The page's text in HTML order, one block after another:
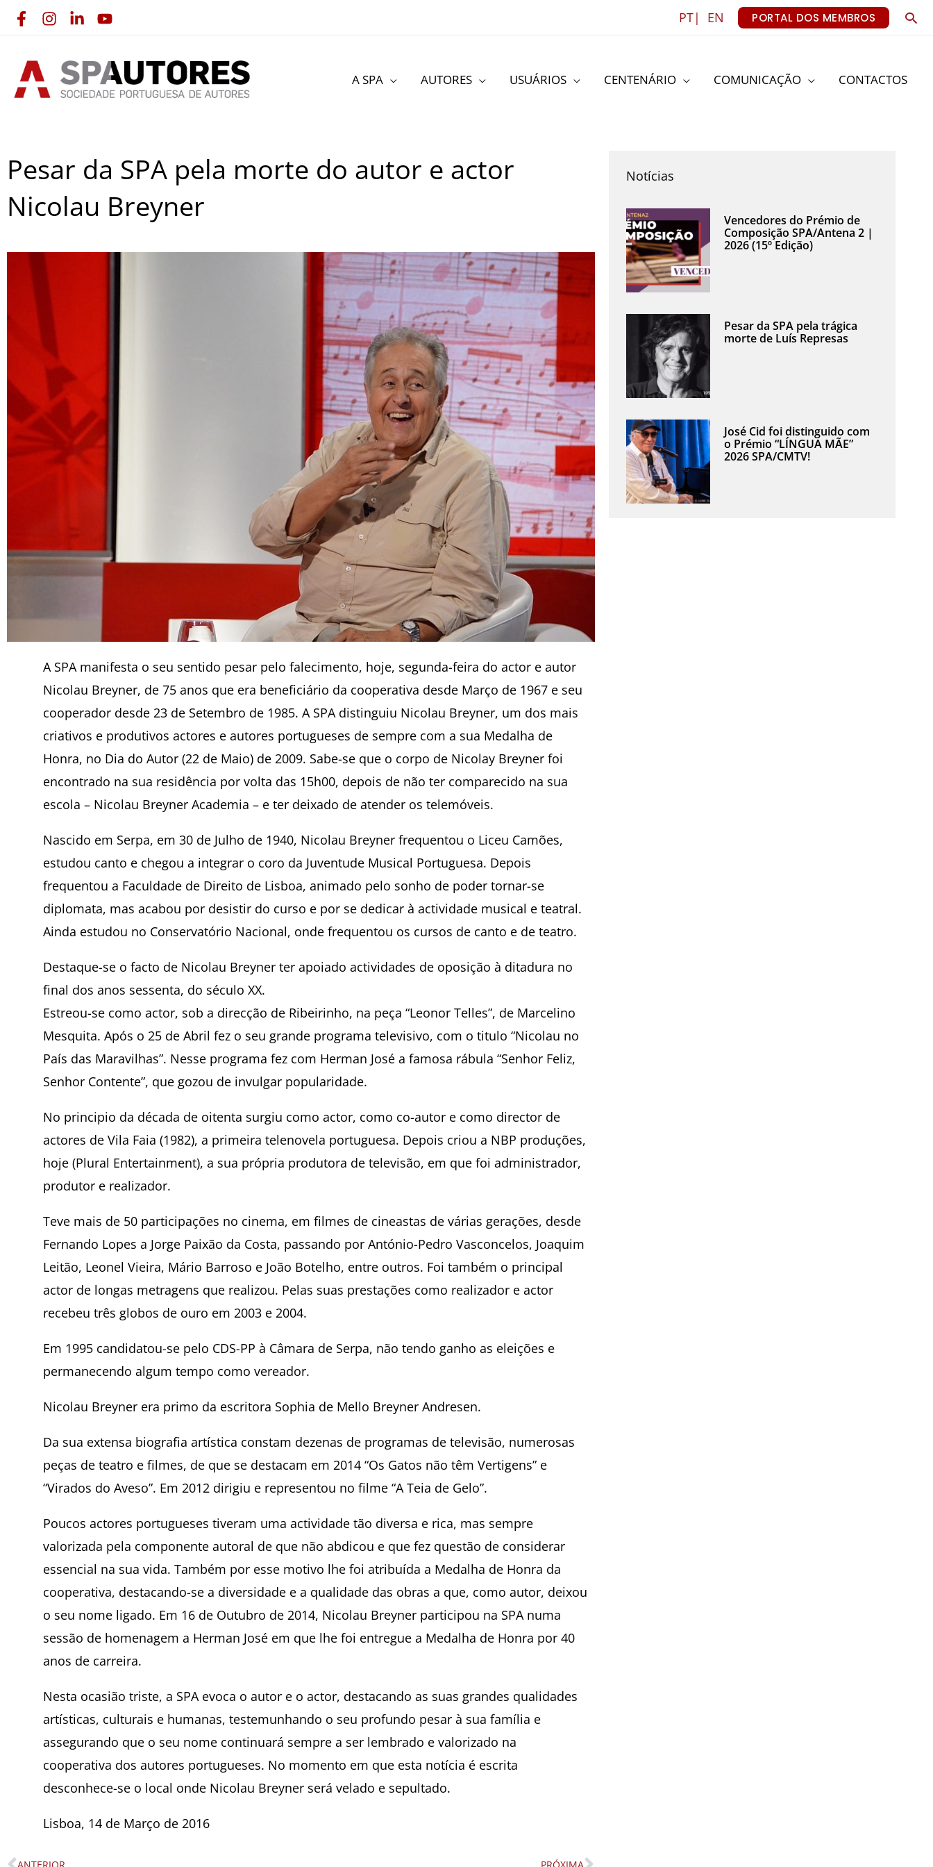
Skip
content
PT| EN PORTAL DOS MEMBROS
A SPA AUTORES USUÁRIOS CENTENÁRIO COMUNICAÇÃO CONTACTOS
Pesar da SPA pela morte do autor e actor
Nicolau Breyner
A SPA manifesta o seu sentido pesar pelo falecimento, hoje, segunda-feira do actor e autor
Nicolau Breyner, de 75 anos que era beneficiário da cooperativa desde Março de 1967 e seu
cooperador desde 23 de Setembro de 1985. A SPA distinguiu Nicolau Breyner, um dos mais
criativos e produtivos actores e autores portugueses de sempre com a sua Medalha de
Honra, no Dia do Autor (22 de Maio) de 2009. Sabe-se que o corpo de Nicolay Breyner foi
encontrado na sua residência por volta das 15h00, depois de não ter comparecido na sua
escola – Nicolau Breyner Academia – e ter deixado de atender os telemóveis.
Nascido em Serpa, em 30 de Julho de 1940, Nicolau Breyner frequentou o Liceu Camões,
estudou canto e chegou a integrar o coro da Juventude Musical Portuguesa. Depois
frequentou a Faculdade de Direito de Lisboa, animado pelo sonho de poder tornar-se
diplomata, mas acabou por desistir do curso e por se dedicar à actividade musical e teatral.
Ainda estudou no Conservatório Nacional, onde frequentou os cursos de canto e de teatro.
Destaque-se o facto de Nicolau Breyner ter apoiado actividades de oposição à ditadura no
final dos anos sessenta, do século XX.
Estreou-se como actor, sob a direcção de Ribeirinho, na peça “Leonor Telles”, de Marcelino
Mesquita. Após o 25 de Abril fez o seu grande programa televisivo, com o titulo “Nicolau no
País das Maravilhas”. Nesse programa fez com Herman José a famosa rábula “Senhor Feliz,
Senhor Contente”, que gozou de invulgar popularidade.
No principio da década de oitenta surgiu como actor, como co-autor e como director de
actores de Vila Faia (1982), a primeira telenovela portuguesa. Depois criou a NBP produções,
hoje (Plural Entertainment), a sua própria produtora de televisão, em que foi administrador,
produtor e realizador.
Teve mais de 50 participações no cinema, em filmes de cineastas de várias gerações, desde
Fernando Lopes a Jorge Paixão da Costa, passando por António-Pedro Vasconcelos, Joaquim
Leitão, Leonel Vieira, Mário Barroso e João Botelho, entre outros. Foi também o principal
actor de longas metragens que realizou. Pelas suas prestações como realizador e actor
recebeu três globos de ouro em 2003 e 2004.
Em 1995 candidatou-se pelo CDS-PP à Câmara de Serpa, não tendo ganho as eleições e
permanecendo algum tempo como vereador.
Nicolau Breyner era primo da escritora Sophia de Mello Breyner Andresen.
Da sua extensa biografia artística constam dezenas de programas de televisão, numerosas
peças de teatro e filmes, de que se destacam em 2014 “Os Gatos não têm Vertigens” e
“Virados do Aveso”. Em 2012 dirigiu e representou no filme “A Teia de Gelo”.
Poucos actores portugueses tiveram uma actividade tão diversa e rica, mas sempre
valorizada pela componente autoral de que não abdicou e que fez questão de considerar
essencial na sua vida. Também por esse motivo lhe foi atribuída a Medalha de Honra da
cooperativa, destacando-se a diversidade e a qualidade das obras a que, como autor, deixou
o seu nome ligado. Em 16 de Outubro de 2014, Nicolau Breyner participou na SPA numa
sessão de homenagem a Herman José em que lhe foi entregue a Medalha de Honra por 40
anos de carreira.
Nesta ocasião triste, a SPA evoca o autor e o actor, destacando as suas grandes qualidades
artísticas, culturais e humanas, testemunhando o seu profundo pesar à sua família e
assegurando que o seu nome continuará sempre a ser lembrado e valorizado na
cooperativa dos autores portugueses. No momento em que esta notícia é escrita
desconhece-se o local onde Nicolau Breyner será velado e sepultado.
Lisboa, 14 de Março de 2016
ANTERIOR PRÓXIMA
Notícias
Vencedores do Prémio de
Composição SPA/Antena 2 |
2026 (15º Edição)
Pesar da SPA pela trágica
morte de Luís Represas
José Cid foi distinguido com
o Prémio “LÍNGUA MÃE”
2026 SPA/CMTV!